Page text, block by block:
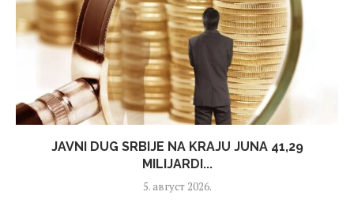
JAVNI DUG SRBIJE NA KRAJU JUNA 41,29
MILIJARDI...
5. август 2026.